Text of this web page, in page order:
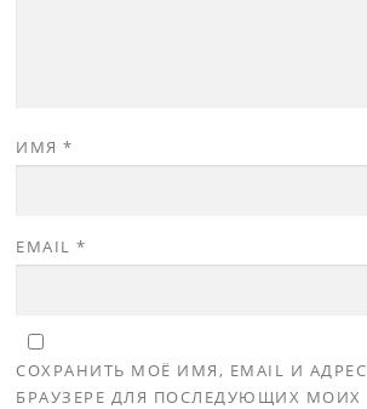
ИМЯ*
EMAIL*
СОХРАНИТЬ МОЁ ИМЯ, EMAIL И
БРАУЗЕРЕ ДЛЯ ПОСЛЕДУЮЩИХ